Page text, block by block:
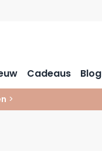
Cadeaus Blog
>